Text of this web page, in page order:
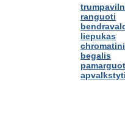
ranguoti
liepukas
begalis
apvalkstyti